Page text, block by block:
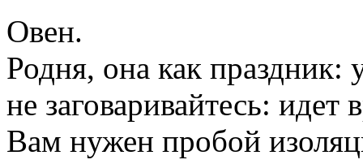
Овен.
Родня, она как праздник:
не заговаривайтесь:
Вам нужен пробой